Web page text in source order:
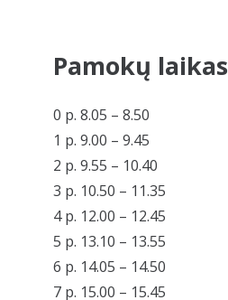
Pamokų laikas
0 p. 8.05 – 8.50
1 p. 9.00 – 9.45
2 p. 9.55 – 10.40
3 p. 10.50 – 11.35
4 p. 12.00 – 12.45
5 p. 13.10 – 13.55
6 p. 14.05 – 14.50
7 p. 15.00 – 15.45